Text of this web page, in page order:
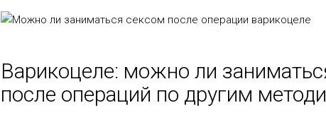
Варикоцеле: можно ли
после операций по другим